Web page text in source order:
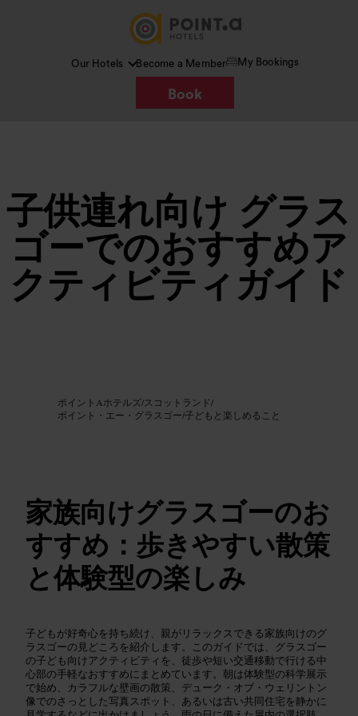
Our Hotels Become a Member My Bookings
Book
子供連れ向け グラス
ゴーでのおすすめア
クティビティガイド
ポイントAホテルズ/スコットランド/
ポイント・エー・グラスゴー/子どもと楽しめること
家族向けグラスゴーのお
すすめ：歩きやすい散策
と体験型の楽しみ
子どもが好奇心を持ち続け、親がリラックスできる家族向けのグ
ラスゴーの見どころを紹介します。このガイドでは、グラスゴー
の子ども向けアクティビティを、徒歩や短い交通移動で行ける中
心部の手軽なおすすめにまとめています。朝は体験型の科学展示
で始め、カラフルな壁画の散策、デューク・オブ・ウェリントン
像でのさっとした写真スポット、あるいは古い共同住宅を静かに